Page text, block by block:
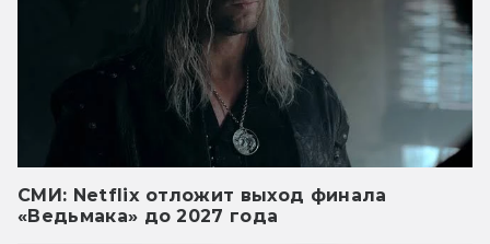
СМИ: Netflix отложит выход финала
«Ведьмака» до 2027 года